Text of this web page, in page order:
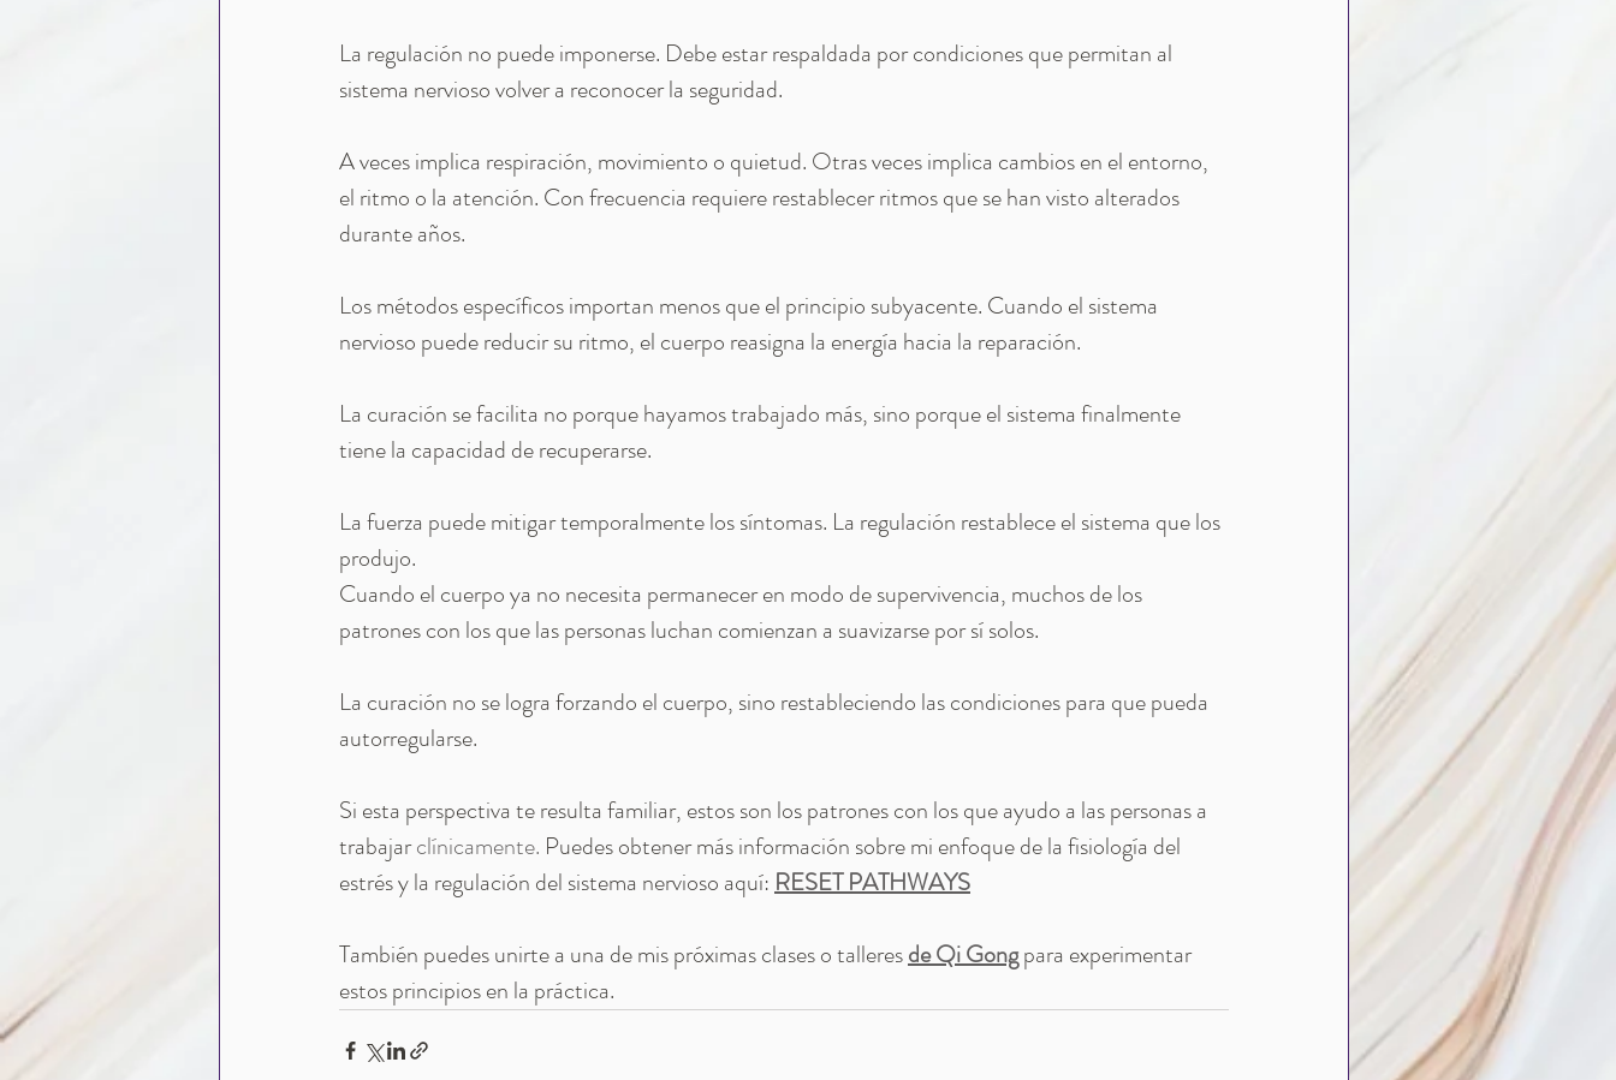
La regulación no puede imponerse. Debe estar respaldada por condiciones que permitan al
sistema nervioso volver a reconocer la seguridad.
A veces implica respiración, movimiento o quietud. Otras veces implica cambios en el entorno,
el ritmo o la atención. Con frecuencia requiere restablecer ritmos que se han visto alterados
durante años.
Los métodos específicos importan menos que el principio subyacente. Cuando el sistema
nervioso puede reducir su ritmo, el cuerpo reasigna la energía hacia la reparación.
La curación se facilita no porque hayamos trabajado más, sino porque el sistema finalmente
tiene la capacidad de recuperarse.
La fuerza puede mitigar temporalmente los síntomas. La regulación restablece el sistema que los
produjo.
Cuando el cuerpo ya no necesita permanecer en modo de supervivencia, muchos de los
patrones con los que las personas luchan comienzan a suavizarse por sí solos.
La curación no se logra forzando el cuerpo, sino restableciendo las condiciones para que pueda
autorregularse.
Si esta perspectiva te resulta familiar, estos son los patrones con los que ayudo a las personas a
trabajar clínicamente. Puedes obtener más información sobre mi enfoque de la fisiología del
estrés y la regulación del sistema nervioso aquí: RESET PATHWAYS
También puedes unirte a una de mis próximas clases o talleres de Qi Gong para experimentar
estos principios en la práctica.